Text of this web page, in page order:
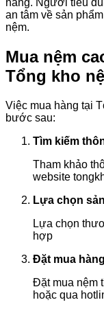
hàng. Người tiêu
an tâm về sản
nệm.
Mua nệm
Tổng kho
Việc mua hàng tại
bước sau:
Tìm kiếm
Tham khảo
website
Lựa chọn
Lựa chọn
hợp
Đặt mua hàng
Đặt mua nệm
hoặc qua